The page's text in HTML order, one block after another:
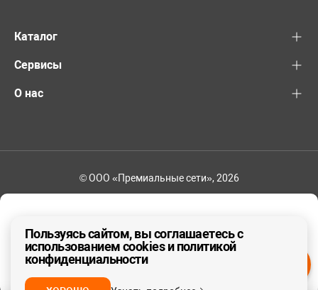
ДА, ВЕРНО
Каталог
Сервисы
О нас
© ООО «Премиальные сети», 2026
Пользуясь сайтом, вы соглашаетесь с
использованием cookies и политикой
конфиденциальности